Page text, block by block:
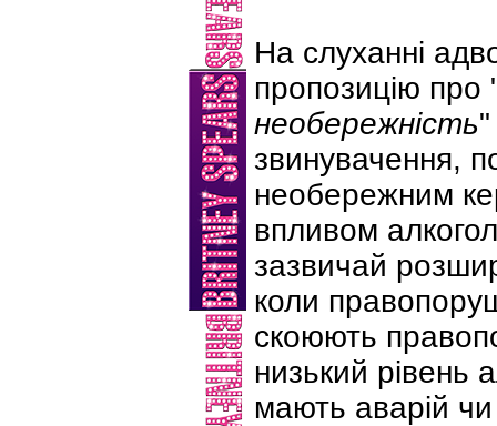
На слуханні
пропозицію про
необережність
звинувачення,
необережним
впливом
зазвичай
коли
скоюють
низький рівень
мають аварій